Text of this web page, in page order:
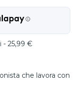
- 25,99 €
che lavora con